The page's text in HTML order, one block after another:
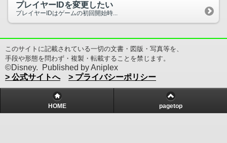
プレイヤーIDを変更したい
プレイヤーIDはゲームの初回開始時...
このサイトに記載されている一切の文書・図版・写真等を、
手段や形態を問わず・複製・転載することを禁じます。
©Disney. Published by Aniplex
> 公式サイトへ
> プライバシーポリシー
HOME pagetop